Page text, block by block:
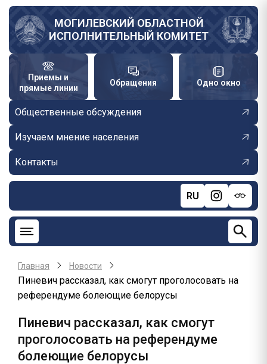
Перейти
основному
содержанию
МОГИЛЕВСКИЙ ОБЛАСТНОЙ
ИСПОЛНИТЕЛЬНЫЙ КОМИТЕТ
Приемы и
прямые линии
Обращения Одно окно
Общественные обсуждения
Изучаем мнение населения
Контакты
RU
Главная Новости
Пиневич рассказал, как смогут проголосовать на
референдуме болеющие белорусы
Пиневич рассказал, как смогут
проголосовать на референдуме
болеющие белорусы